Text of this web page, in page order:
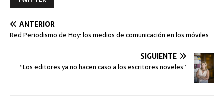
k n
ANTERIOR
Red Periodismo de Hoy: los medios de comunicación en los móviles
SIGUIENTE
“Los editores ya no hacen caso a los escritores noveles”